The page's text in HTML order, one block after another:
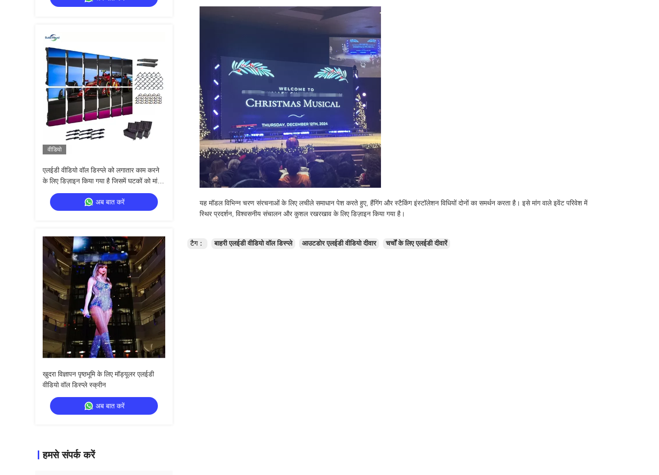
वीडियो
एलईडी वीडियो वॉल डिस्प्ले को लगातार काम करने
के लिए डिज़ाइन किया गया है जिसमें घटकों को मांग
वाले वातावरण में लंबे जीवनकाल सुनिश्चित करने के
लिए डिज़ाइन किया गया हैअब बात करें
खुदरा विज्ञापन पृष्ठभूमि के लिए मॉड्यूलर एलईडी
वीडियो वॉल डिस्प्ले स्क्रीन
अब बात करें
हमसे संपर्क करें
यह मॉडल विभिन्न चरण संरचनाओं के लिए लचीले समाधान पेश करते हुए, हैंगिंग और स्टैकिंग इंस्टॉलेशन विधियों दोनों का समर्थन करता है। इसे मांग वाले इवेंट परिवेश में
स्थिर प्रदर्शन, विश्वसनीय संचालन और कुशल रखरखाव के लिए डिज़ाइन किया गया है।
टैग： बाहरी एलईडी वीडियो वॉल डिस्प्ले आउटडोर एलईडी वीडियो दीवार चर्चों के लिए एलईडी दीवारें